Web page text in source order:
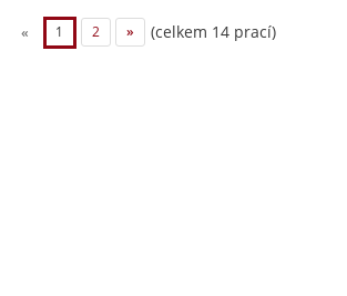
« 1 2 » (celkem 14 prací)